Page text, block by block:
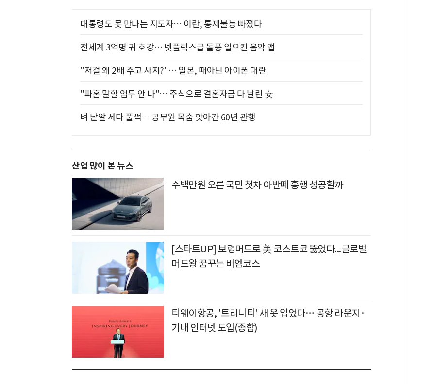
대통령도 못 만나는 지도자… 이란, 통제불능 빠졌다
전세계 3억명 귀 호강… 넷플릭스급 돌풍 일으킨 음악 앱
"저걸 왜 2배 주고 사지?"… 일본, 때아닌 아이폰 대란
"파혼 말할 엄두 안 나"… 주식으로 결혼자금 다 날린 女
벼 낱알 세다 풀썩… 공무원 목숨 앗아간 60년 관행
산업 많이 본 뉴스
수백만원 오른 국민 첫차 아반떼 흥행 성공할까
[스타트UP] 보령머드로 美 코스트코 뚫었다...글로벌
머드왕 꿈꾸는 비엠코스
티웨이항공, '트리니티' 새 옷 입었다… 공항 라운지·
기내 인터넷 도입(종합)